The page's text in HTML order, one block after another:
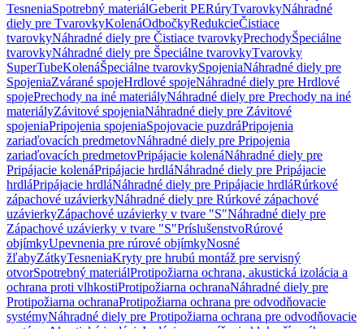
TesneniaSpotrebný materiálGeberit PERúryTvarovkyNáhradné
diely pre TvarovkyKolenáOdbočkyRedukcieČistiace
tvarovkyNáhradné diely pre Čistiace tvarovkyPrechodyŠpeciálne
tvarovkyNáhradné diely pre Špeciálne tvarovkyTvarovky
SuperTubeKolenáŠpeciálne tvarovkySpojeniaNáhradné diely pre
SpojeniaZvárané spojeHrdlové spojeNáhradné diely pre Hrdlové
spojePrechody na iné materiályNáhradné diely pre Prechody na iné
materiályZávitové spojeniaNáhradné diely pre Závitové
spojeniaPripojenia spojeniaSpojovacie puzdráPripojenia
zariaďovacích predmetovNáhradné diely pre Pripojenia
zariaďovacích predmetovPripájacie kolenáNáhradné diely pre
Pripájacie kolenáPripájacie hrdláNáhradné diely pre Pripájacie
hrdláPripájacie hrdláNáhradné diely pre Pripájacie hrdláRúrkové
zápachové uzávierkyNáhradné diely pre Rúrkové zápachové
uzávierkyZápachové uzávierky v tvare "S"Náhradné diely pre
Zápachové uzávierky v tvare "S"PríslušenstvoRúrové
objímkyUpevnenia pre rúrové objímkyNosné
žľabyZátkyTesneniaKryty pre hrubú montáž pre servisný
otvorSpotrebný materiálProtipožiarna ochrana, akustická izolácia a
ochrana proti vlhkostiProtipožiarna ochranaNáhradné diely pre
Protipožiarna ochranaProtipožiarna ochrana pre odvodňovacie
systémyNáhradné diely pre Protipožiarna ochrana pre odvodňovacie